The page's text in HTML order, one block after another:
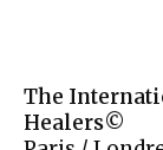
The
Healers©